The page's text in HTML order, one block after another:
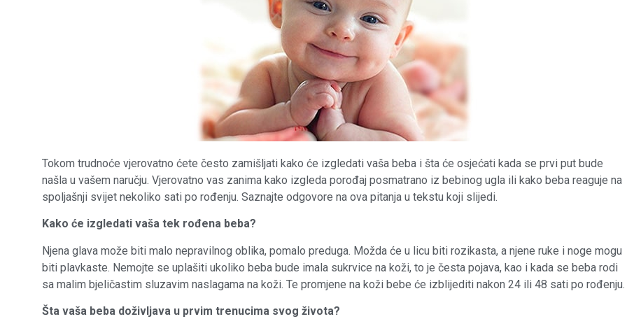
Tokom trudnoće vjerovatno ćete često zamišljati kako će izgledati vaša beba i šta će osjećati kada se prvi put bude
našla u vašem naručju. Vjerovatno vas zanima kako izgleda porođaj posmatrano iz bebinog ugla ili kako beba reaguje na
spoljašnji svijet nekoliko sati po rođenju. Saznajte odgovore na ova pitanja u tekstu koji slijedi.
Kako će izgledati vaša tek rođena beba?
Njena glava može biti malo nepravilnog oblika, pomalo preduga. Možda će u licu biti rozikasta, a njene ruke i noge mogu
biti plavkaste. Nemojte se uplašiti ukoliko beba bude imala sukrvice na koži, to je česta pojava, kao i kada se beba rodi
sa malim bjeličastim sluzavim naslagama na koži. Te promjene na koži bebe će izblijediti nakon 24 ili 48 sati po rođenju.
Šta vaša beba doživljava u prvim trenucima svog života?